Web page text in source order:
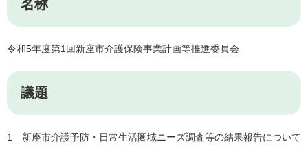
名称
令和5年度第1回新座市介護保険事業計画等推進委員会
議題
1 新座市介護予防・日常生活圏域ニーズ調査等の結果報告について